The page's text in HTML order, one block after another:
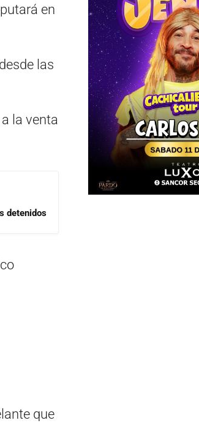
en
las
la venta
detenidos
que